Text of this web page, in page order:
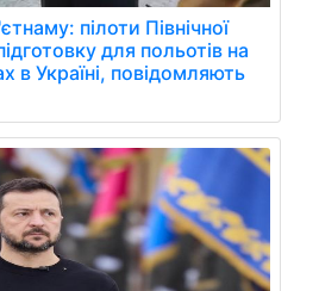
пілоти Північної
для польотів на
в Україні, повідомляють